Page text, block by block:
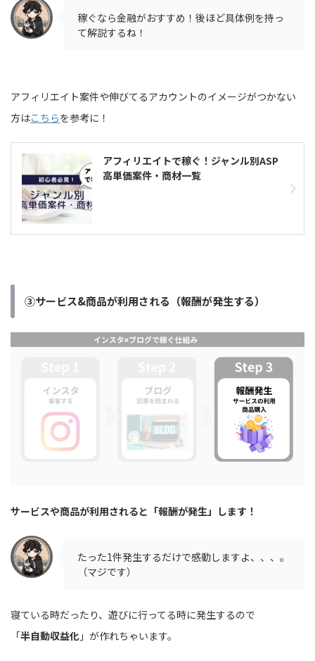
稼ぐなら金融がおすすめ！後ほど具体例を持っ
て解説するね！
アフィリエイト案件や伸びてるアカウントのイメージがつかない
方はこちらを参考に！
アフィリエイトで稼ぐ！ジャンル別ASP
高単価案件・商材一覧
③サービス&商品が利用される（報酬が発生する）
サービスや商品が利用されると「報酬が発生」します！
たった1件発生するだけで感動しますよ、、、。
（マジです）
寝ている時だったり、遊びに行ってる時に発生するので
「半自動収益化 」が作れちゃいます。